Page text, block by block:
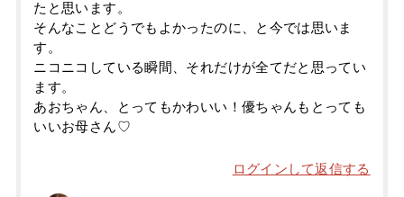
たと思います。
そんなことどうでもよかったのに、と今では思いま
す。
ニコニコしている瞬間、それだけが全てだと思ってい
ます。
あおちゃん、とってもかわいい！優ちゃんもとっても
いいお母さん♡
ログインして返信する